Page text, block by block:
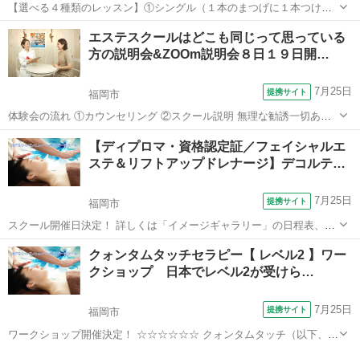
【選べる４種類のレッスン】①シングル（１本のまつげに１本つけ
る）②３Ｄボリュームアイラッシュ（１本のまつげに細い０．０５～
０．０７のエクステを２～６本までつける）③Ｌカール（リフト）シ
ングル（Ｌ字のタイプのマツエクを１本のま...
福岡 福岡市
エステスクールはどこも同じって思っている
方の説明会&ZOOm説明会８日１９日開…
福岡市 提携サイト 7月25日
体験会の流れ ①カウンセリング ②スクール説明 無理な勧誘一切あり
ません ご希望頂いた方にはメールで資料を今すぐお送り致します。
福岡 福岡市 エステ
【ディプロマ・資格認定証／フェイシャルエ
ステ＆リフトアップドレナージ】デコルテ…
福岡市 提携サイト 7月25日
スクール開催日決定！ 詳しくは「イメージギャラリー」の日程表、ま
たは「講座詳細」欄をご覧ください。 ☆☆☆☆☆☆☆☆☆☆☆ ＜座学
＆実技＞ ●フェイシャルエステ技術 ●フェイシャルリフトアップ技術
●デコルテリンパマッ...
福岡 福岡市 エステ
クォンタムタッチセラピー【 レベル2 】ワー
クショップ 日本でレベル2が受けら…
福岡市 提携サイト 7月25日
ワークショップ開催決定！ ☆☆☆☆☆☆ クォンタムタッチ（以下、Ｑ